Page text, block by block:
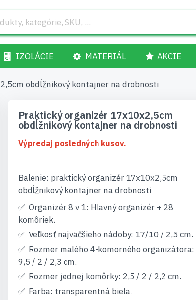
IZOLÁCIE MATERIÁL AKCIE
obdĺžnikový kontajner na drobnosti
Praktický organizér 17x10x2,5cm
obdĺžnikový kontajner na drobnosti
Výpredaj posledných kusov.
Balenie: praktický organizér 17x10x2,5cm
obdĺžnikový kontajner na drobnosti
Organizér 8 v 1: Hlavný organizér + 28
komôriek.
Veľkosť najväčšieho nádoby: 17/10 / 2,5 cm.
Rozmer malého 4-komorného organizátora:
9,5 / 2 / 2,3 cm.
Rozmer jednej komôrky: 2,5 / 2 / 2,2 cm.
Farba: transparentná biela.